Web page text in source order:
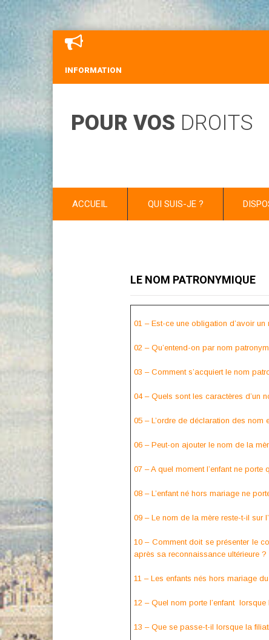
INFORMATION
POUR VOS DROITS
ACCUEIL QUI SUIS-JE ?
LE NOM PATRONYMIQUE
01 – Est-ce une obligation d’avoir
02 – Qu’entend-on par nom
03 – Comment s’acquiert le nom
04 – Quels sont les caractères d’un
05 – L’ordre de déclaration des nom
06 – Peut-on ajouter le nom de la
07 – A quel moment l’enfant ne
08 – L’enfant né hors mariage ne
09 – Le nom de la mère reste-t-il sur
10 – Comment doit se présenter le
après sa reconnaissance ultérieure ?
11 – Les enfants nés hors mariage
12 – Quel nom porte l’enfant
13 – Que se passe-t-il lorsque la